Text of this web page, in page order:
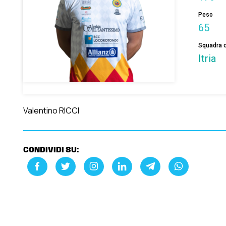
Peso
65
Squadra
Itria
Valentino RICCI
CONDIVIDI SU: